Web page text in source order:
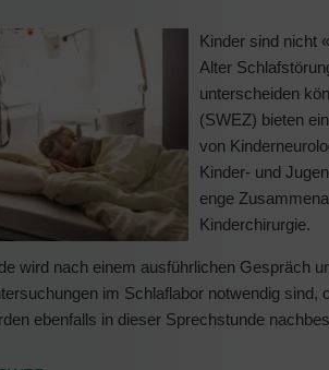
Kinder sind nicht
Alter
unterscheiden
(SWEZ) bieten
von
Kinder- und
enge
Kinderchirurgie.
wird nach einem ausführlichen Gespräch
im Schlaflabor notwendig
ebenfalls in dieser Sprechstunde